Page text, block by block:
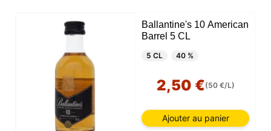
Ballantine's 10 American
Barrel 5 CL
5 CL 40 %
2,50 €(50 €/L)
Ajouter au panier